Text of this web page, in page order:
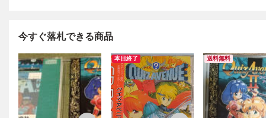
C R RX CD-Rom2
今すぐ落札できる商品
本日終了 送料無料